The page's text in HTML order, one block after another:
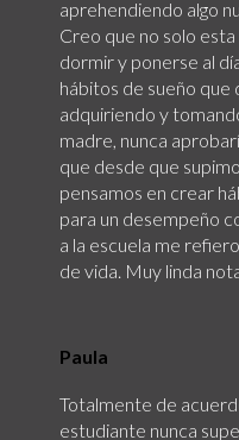
aprehendiendo algo
Creo que no solo
dormir y ponerse al
hábitos de sueño que
adquiriendo y
madre, nunca
que desde que
pensamos en crear
para un desempeño
a la escuela me
de vida. Muy linda
Paula
Totalmente de
estudiante nunca